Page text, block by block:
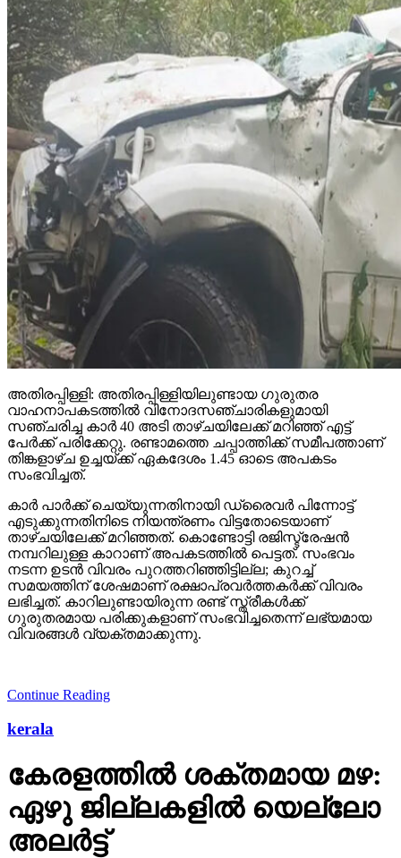
അതിരപ്പിള്ളി: അതിരപ്പിള്ളിയിലുണ്ടായ ഗുരുതര
വാഹനാപകടത്തില്‍ വിനോദസഞ്ചാരികളുമായി
സഞ്ചരിച്ച കാര്‍ 40 അടി താഴ്ചയിലേക്ക് മറിഞ്ഞ് എട്ട്
പേര്‍ക്ക് പരിക്കേറ്റു. രണ്ടാമത്തെ ചപ്പാത്തിക്ക് സമീപത്താണ്
തിങ്കളാഴ്ച ഉച്ചയ്ക്ക് ഏകദേശം 1.45 ഓടെ അപകടം
സംഭവിച്ചത്.
കാര്‍ പാര്‍ക്ക് ചെയ്യുന്നതിനായി ഡ്രൈവര്‍ പിന്നോട്ട്
എടുക്കുന്നതിനിടെ നിയന്ത്രണം വിട്ടതോടെയാണ്
താഴ്ചയിലേക്ക് മറിഞ്ഞത്. കൊണ്ടോട്ടി രജിസ്ട്രേഷന്‍
നമ്പറിലുള്ള കാറാണ് അപകടത്തില്‍ പെട്ടത്. സംഭവം
നടന്ന ഉടന്‍ വിവരം പുറത്തറിഞ്ഞിട്ടില്ല; കുറച്ച്
സമയത്തിന് ശേഷമാണ് രക്ഷാപ്രവര്‍ത്തകര്‍ക്ക് വിവരം
ലഭിച്ചത്. കാറിലുണ്ടായിരുന്ന രണ്ട് സ്ത്രീകള്‍ക്ക്
ഗുരുതരമായ പരിക്കുകളാണ് സംഭവിച്ചതെന്ന് ലഭ്യമായ
വിവരങ്ങള്‍ വ്യക്തമാക്കുന്നു.
Continue Reading
kerala
കേരളത്തില്‍ ശക്തമായ മഴ:
ഏഴു ജില്ലകളില്‍ യെല്ലോ
അലര്‍ട്ട്